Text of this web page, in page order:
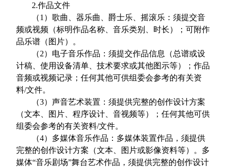
2.作品文件
（1 ）歌曲、器乐曲、爵士乐、摇滚乐：须提交音
频或视频（标明作品名称、音乐类别、时长）；可附作
品乐谱（图片）。
（2）电子音乐作品：须提交作品信息（总谱或设
计稿、使用设备清单、技术要求或其他图示等）；作品
音频或视频记录；任何其他可供组委会参考的有关资
料/文件。
（3）声音艺术装置：须提供完整的创作设计方案
（文本、图片、程序设计、音视频等）；任何其他可供
组委会参考的有关资料/文件。
（4）多媒体音乐作品：多媒体装置作品，须提供
完整的创作设计方案（文本、图片或影像资料等）。多
媒体“音乐剧场”舞台艺术作品，须提供完整的创作设计